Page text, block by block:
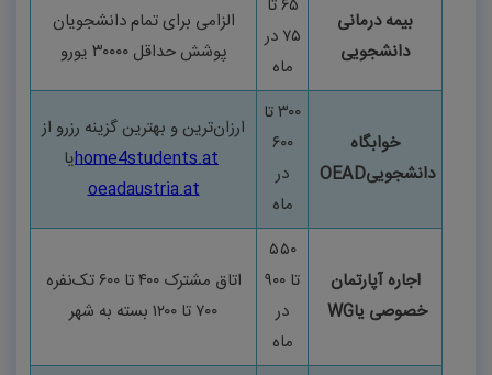
بیمه درمانی
دانشجویی
۶۵تا
۷۵ در
ماه
الزامی برای تمام دانشجویان
پوشش حداقل۳۰۰۰۰ یورو
خوابگاه
دانشجوییOEAD
۳۰۰تا
۶۰۰
در
ماه
ارزان‌ترین و بهترین گزینه رزرو از
home4students.atیا
oeadaustria.at
اجاره آپارتمان
خصوصی یاWG
۵۵۰
تا ۹۰۰
در
ماه
اتاق مشترک۴۰۰تا۶۰۰تک‌نفره
۷۰۰ تا ۱۲۰۰ بسته به شهر